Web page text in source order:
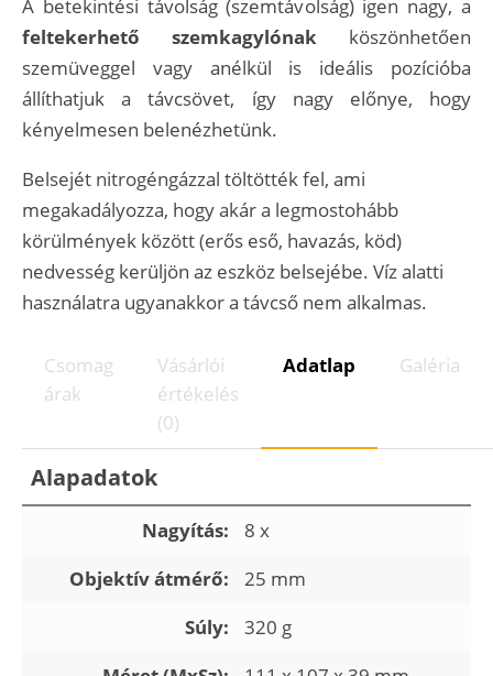
A betekintési távolság (szemtávolság) igen nagy, a
feltekerhető szemkagylónak köszönhetően
szemüveggel vagy anélkül is ideális pozícióba
állíthatjuk a távcsövet, így nagy előnye, hogy
kényelmesen belenézhetünk.
Belsejét nitrogéngázzal töltötték fel, ami
megakadályozza, hogy akár a legmostohább
körülmények között (erős eső, havazás, köd)
nedvesség kerüljön az eszköz belsejébe. Víz alatti
használatra ugyanakkor a távcső nem alkalmas.
Csomag
árak
Vásárlói
értékelés
(0)
Adatlap Galéria
Alapadatok
Nagyítás:
8 x
Objektív átmérő:
25 mm
Súly:
320 g